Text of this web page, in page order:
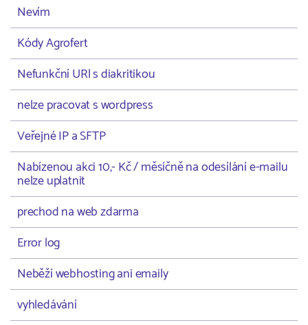
Nevím
Kódy Agrofert
Nefunkční URl s diakritikou
nelze pracovat s wordpress
Veřejné IP a SFTP
Nabízenou akci 10,- Kč / měsíčně na odesílání e-mailu
nelze uplatnit
prechod na web zdarma
Error log
Neběží webhosting ani emaily
vyhledávání